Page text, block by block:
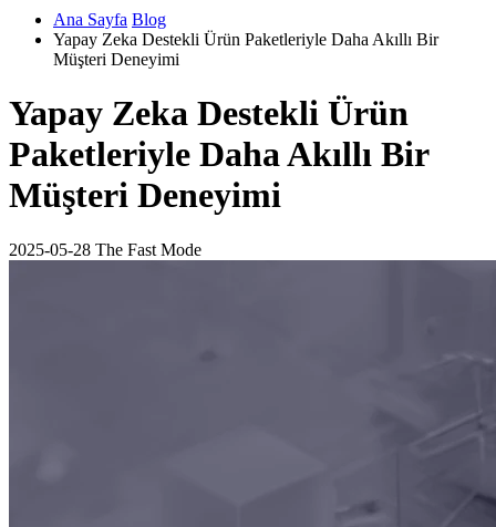
Ana Sayfa Blog
Yapay Zeka Destekli Ürün Paketleriyle Daha Akıllı Bir
Müşteri Deneyimi
Yapay Zeka Destekli Ürün
Paketleriyle Daha Akıllı Bir
Müşteri Deneyimi
2025-05-28 The Fast Mode